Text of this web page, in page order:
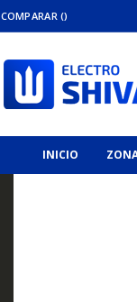
COMPARAR ()
INICIO